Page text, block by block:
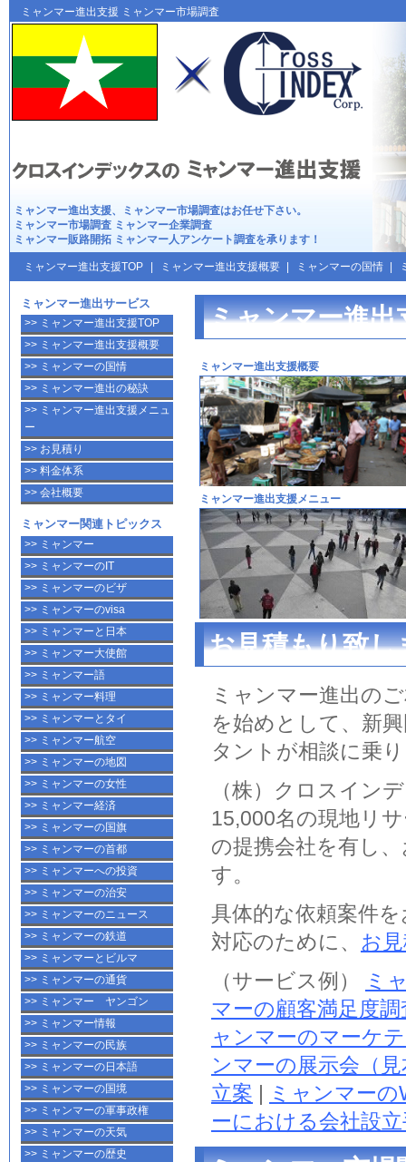
ミャンマー進出支援 ミャンマー市場調査
ミャンマー進出支援、 ミャンマー市場調査はお任せ下さい。
ミャンマー市場調査 ミャンマー企業調査
ミャンマー販路開拓 ミャンマー人アンケート調査を承ります！
ミャンマー進出支援はクロスインデックス
ミャンマー進出
ミャンマー進出支援概要
ミャンマー進出支援メニュー
お見積もり致し
ミャンマー進出の
を始めとして、新
タントが相談に乗
（株）クロスイン
15,000名の現地リ
の提携会社を有し
す。
具体的な依頼案件
対応のために、 お
（サービス例）
ミ
マーの顧客満足度
ャンマーのマーケ
ンマーの展示会（
立案
ミャンマー
ーにおける会社設
ミャンマー進出サービス
>> ミャンマー進出支援TOP
>> ミャンマー進出支援概要
>> ミャンマーの国情
>> ミャンマー進出の秘訣
>> ミャンマー進出支援メニュ
ー
>> お見積り
>> 料金体系
>> 会社概要
ミャンマー関連トピックス
>> ミャンマー
>> ミャンマーのIT
>> ミャンマーのビザ
>> ミャンマーのvisa
>> ミャンマーと日本
>> ミャンマー大使館
>> ミャンマー語
>> ミャンマー料理
>> ミャンマーとタイ
>> ミャンマー航空
>> ミャンマーの地図
>> ミャンマーの女性
>> ミャンマー経済
>> ミャンマーの国旗
>> ミャンマーの首都
>> ミャンマーへの投資
>> ミャンマーの治安
>> ミャンマーのニュース
>> ミャンマーの鉄道
>> ミャンマーとビルマ
>> ミャンマーの通貨
>> ミャンマー ヤンゴン
>> ミャンマー情報
>> ミャンマーの民族
>> ミャンマーの日本語
>> ミャンマーの国境
>> ミャンマーの軍事政権
>> ミャンマーの天気
>> ミャンマーの歴史
ミャンマー進出支援TOP ミャンマー進出支援概要 ミャンマーの国情